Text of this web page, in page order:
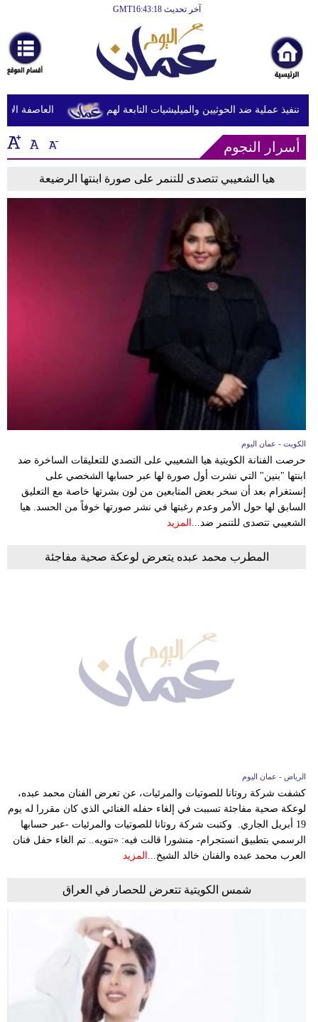
آخر تحديث GMT16:43:18
أخبارعاجلة
رياضة
ثقافة
إقتصاد
علوم
العاصفة عملية ضد الحوثيين والميليشيات التابعة لهم
أسرار النجوم
هيا الشعيبي تتصدى للتنمر على صورة ابنتها الرضيعة
الكويت - عمان اليوم
حرصت الفنانة الكويتية هيا الشعيبي على التصدي للتعليقات الساخرة ضد
ابنتها "بنين" التي نشرت أول صورة لها عبر حسابها الشخصي على
إنستغرام بعد أن سخر بعض المتابعين من لون بشرتها خاصة مع التعليق
السابق لها حول الأمر وعدم رغبتها في نشر صورتها خوفاً من الحسد. هيا
الشعيبي تتصدى للتنمر ضد... المزيد
المطرب محمد عبده يتعرض لوعكة صحية مفاجئة
الرياض - عمان اليوم
كشفت شركة روتانا للصوتيات والمرئيات، عن تعرض الفنان محمد عبده،
لوعكة صحية مفاجئة تسببت في إلغاء حفله الغنائي الذي كان مقررا له يوم
19 أبريل الجاري. وكتبت شركة روتانا للصوتيات والمرئيات -عبر حسابها
الرسمي بتطبيق انستجرام- منشورا قالت فيه: «تنويه.. تم الغاء حفل فنان
العرب محمد عبده والفنان خالد الشيخ...
المزيد
شمس الكويتية تتعرض للحصار في العراق